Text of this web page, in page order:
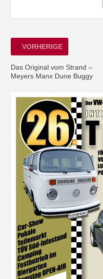
VORHERIGE
Das Original vom Strand –
Meyers Manx Dune Buggy